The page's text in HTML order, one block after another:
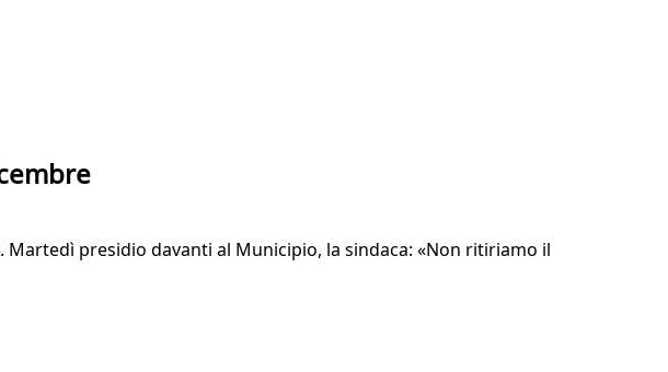
presidio davanti al Municipio, la sindaca: «Non ritiriamo il